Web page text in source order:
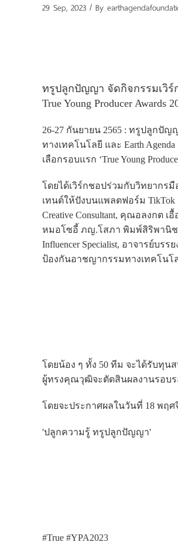
29 Sep, 2023 / By
ทรูปลูกปัญญา จัดกิจกรรมเวิร์
True Young Producer Awards
26-27 กันยายน 2565 : ทรูปลูก
ทางเทคโนโลยี และ Earth
เลือกรอบแรก ‘True Young
โดยได้เวิร์กชอปร่วมกับวิทยากร
เทนต์ให้ปังบนแพลตฟอร์ม
Creative Consultant, คุณอลงกต
หมอโซอี้ ภญ.โสภา พิมพ์สิริพานิช
Influencer Specialist, อาจารย์บ
ป้องกันอาชญากรรมทางเทคโนโ
โดยน้อง ๆ ทั้ง 50 ทีม จะได้รับทุ
ผู้ทรงคุณวุฒิจะตัดสินผลงานรอบร
โดยจะประกาศผลในวันที่ 18 พฤศจิก
'ปลูกความรู้ ทรูปลูกปัญญา'
#True #YPA2023